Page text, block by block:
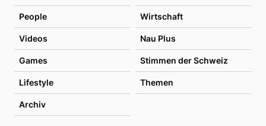
People Wirtschaft
Videos Nau Plus
Games Stimmen der Schweiz
Lifestyle Themen
Archiv